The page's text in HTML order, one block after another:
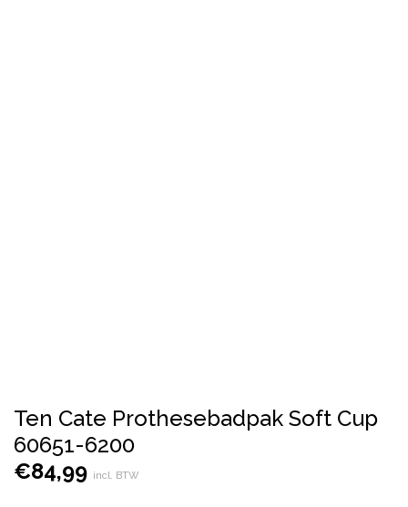
Ten Cate Prothesebadpak Soft Cup
60651-6200
€84,99 incl. BTW